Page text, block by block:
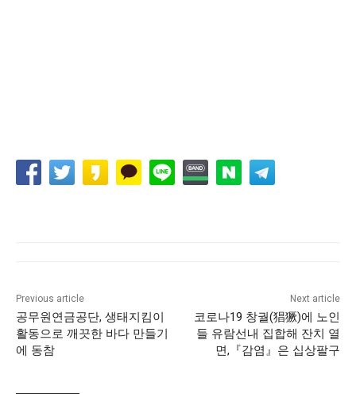
Previous article
공무원연금공단, 생태지킴이
활동으로 깨끗한 바다 만들기
에 동참
Next article
코로나19 창궐(猖獗)에 노인
들 유람선내 집합해 잔치 열
면,『감염』은 십상팔구